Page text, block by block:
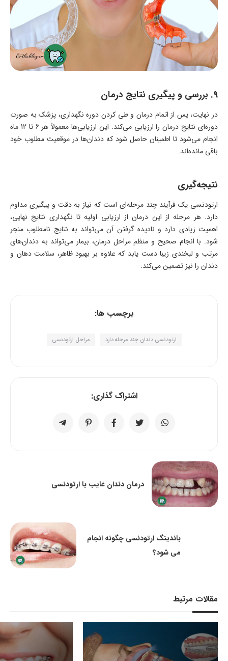
۹. بررسی و پیگیری نتایج درمان
در نهایت، پس از اتمام درمان و طی کردن دوره نگهداری، پزشک به صورت
دوره‌ای نتایج درمان را ارزیابی می‌کند. این ارزیابی‌ها معمولاً هر 6 تا 12 ماه
انجام می‌شود تا اطمینان حاصل شود که دندان‌ها در موقعیت مطلوب خود
باقی مانده‌اند.
نتیجه‌گیری
ارتودنسی یک فرآیند چند مرحله‌ای است که نیاز به دقت و پیگیری مداوم
دارد. هر مرحله از این درمان از ارزیابی اولیه تا نگهداری نتایج نهایی،
اهمیت زیادی دارد و نادیده گرفتن آن می‌تواند به نتایج نامطلوب منجر
شود. با انجام صحیح و منظم مراحل درمان، بیمار می‌تواند به دندان‌های
مرتب و لبخندی زیبا دست یابد که علاوه بر بهبود ظاهر، سلامت دهان و
دندان را نیز تضمین می‌کند.
برچسب ها:
ارتودنسی دندان چند مرحله دارد مراحل ارتودنسی
اشتراک گذاری:
درمان دندان غایب با ارتودنسی
باندینگ ارتودنسی چگونه انجام
می شود؟
مقالات مرتبط